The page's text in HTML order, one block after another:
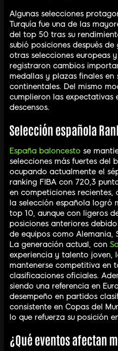
Algunas selecciones
Turquía fue una de las
del top 50 tras su
subió posiciones después
otras selecciones europeas
registraron cambios
medallas y plazas finales en
continentales. Del mismo
cumplieron las expectativas
descensos.
Selección española
España baloncesto se
selecciones más fuertes del
ocupando actualmente el
ranking FIBA con 720,3
en competiciones recientes,
la selección española logró
top 10, aunque con ligeros
posiciones anteriores
de equipos como Alemania,
La generación actual, con
experiencia y talento joven,
mantenerse competitiva en
clasificaciones oficiales.
siendo una referencia en
desempeño en partidos
consistente en Copas del
lo que refuerza su posición
¿Qué eventos afectan